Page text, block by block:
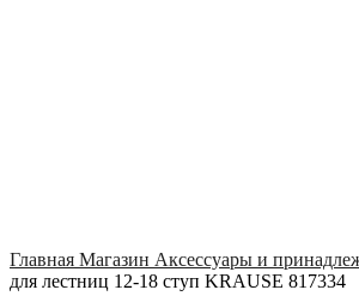
Главная Магазин Аксессуары и
для лестниц 12-18 ступ KRAUSE 817334